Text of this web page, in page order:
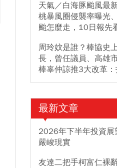
天氣／白海豚颱風最
桃暴風圈侵襲率曝光
颱怎麼走，10日報先
周玲妏是誰？棒協史
長，曾任議員、高雄
棒辜仲諒推3大改革
最新文章
2026年下半年投資展
嚴峻現實
友達二把手柯富仁裸